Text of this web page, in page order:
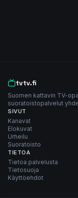
tvtv.fi
Suomen kattavin TV-
suoratoistopalvelut
SIVUT
Kanavat
Elokuvat
Urheilu
Suoratoisto
TIETOA
Tietoa palvelusta
Tietosuoja
Käyttöehdot